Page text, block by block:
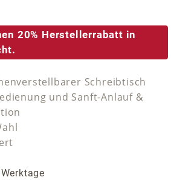
von 5 von 5 Sternen
20% Herstellerrabatt in
Schreibtisch
und Sanft-Anlauf &